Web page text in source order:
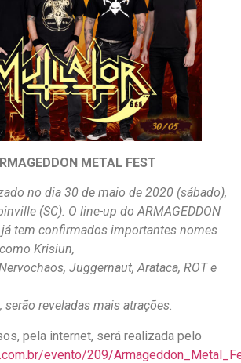
METAL FEST
no dia 30 de maio de 2020 (sábado),
(SC). O line-up do ARMAGEDDON
já tem confirmados importantes nomes
Krisiun,
Juggernaut, Arataca, ROT e
reveladas mais atrações.
pela internet, será realizada pelo
evento/209/